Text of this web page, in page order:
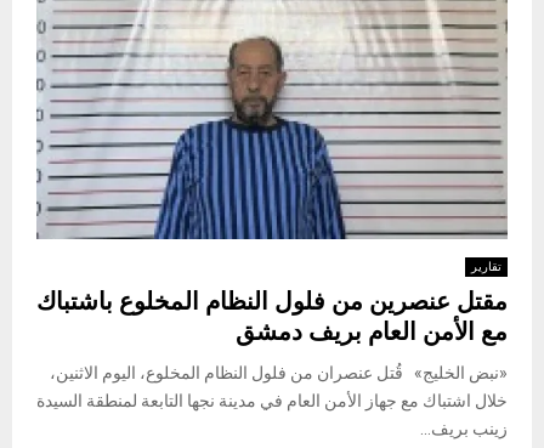
تقارير
مقتل عنصرين من فلول النظام المخلوع باشتباك
مع الأمن العام بريف دمشق
«نبض الخليج» قُتل عنصران من فلول النظام المخلوع، اليوم الاثنين،
خلال اشتباك مع جهاز الأمن العام في مدينة نجها التابعة لمنطقة السيدة
زينب بريف...